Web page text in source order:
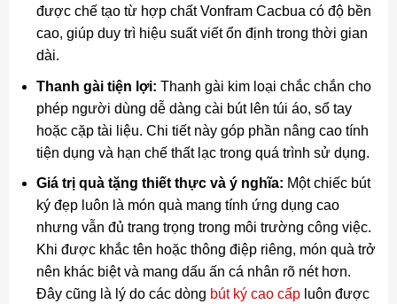
được chế tạo từ hợp chất Vonfram Cacbua có độ bền
cao, giúp duy trì hiệu suất viết ổn định trong thời gian
dài.
Thanh gài tiện lợi: Thanh gài kim loại chắc chắn cho
phép người dùng dễ dàng cài bút lên túi áo, sổ tay
hoặc cặp tài liệu. Chi tiết này góp phần nâng cao tính
tiện dụng và hạn chế thất lạc trong quá trình sử dụng.
Giá trị quà tặng thiết thực và ý nghĩa: Một chiếc bút
ký đẹp luôn là món quà mang tính ứng dụng cao
nhưng vẫn đủ trang trọng trong môi trường công việc.
Khi được khắc tên hoặc thông điệp riêng, món quà trở
nên khác biệt và mang dấu ấn cá nhân rõ nét hơn.
Đây cũng là lý do các dòng bút ký cao cấpluôn được